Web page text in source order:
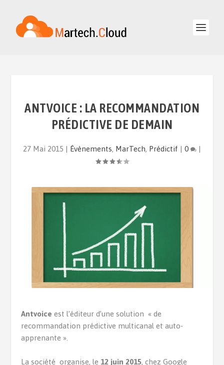
ANTVOICE : LA RECOMMANDATION
PRÉDICTIVE DE DEMAIN
27 Mai 2015 | Évènements, MarTech, Prédictif | 0 |
Antvoice est l’éditeur d’une solution « de
recommandation prédictive multicanal et auto-
apprenante ».
La société organise, le 12 juin 2015, chez Google